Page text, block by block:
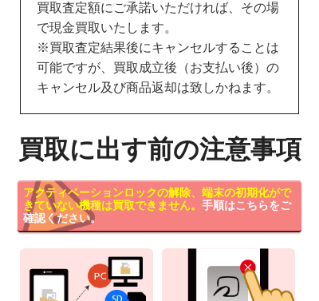
買取査定額にご承諾いただければ、その場
で現金買取いたします。
※買取査定結果後にキャンセルすることは
可能ですが、買取成立後（お支払い後）の
キャンセル及び商品返却は致しかねます。
買取に出す前の注意事項
アクティベーションロックの解除、端末の初期化がで
きていない機種は買取できません。 手順はこちらをご
確認ください。